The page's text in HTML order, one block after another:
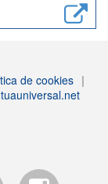
de cookies |